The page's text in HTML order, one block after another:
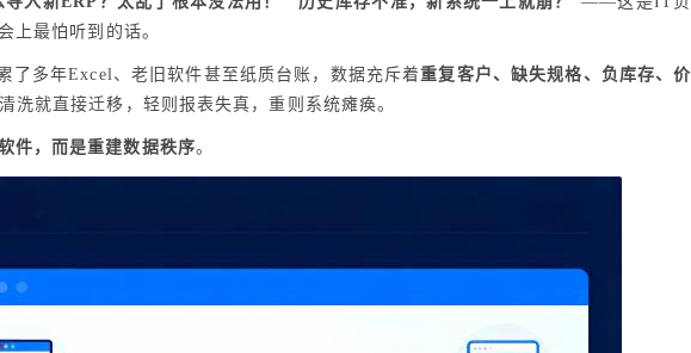
上最怕听到的话。
了多年Excel、老旧软件甚至纸质台账，数据充斥着重复客户、缺失规格、负库存、价
洗就直接迁移，轻则报表失真，重则系统瘫痪。
件，而是重建数据秩序。